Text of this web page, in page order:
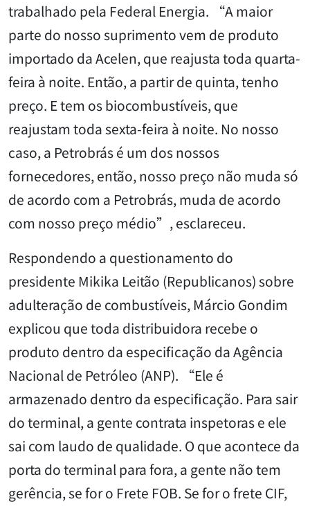
trabalhado pela Federal Energia. “A maior
parte do nosso suprimento vem de produto
importado da Acelen, que reajusta toda quarta-
feira à noite. Então, a partir de quinta, tenho
preço. E tem os biocombustíveis, que
reajustam toda sexta-feira à noite. No nosso
caso, a Petrobrás é um dos nossos
fornecedores, então, nosso preço não muda só
de acordo com a Petrobrás, muda de acordo
com nosso preço médio”, esclareceu.
Respondendo a questionamento do
presidente Mikika Leitão (Republicanos) sobre
adulteração de combustíveis, Márcio Gondim
explicou que toda distribuidora recebe o
produto dentro da especificação da Agência
Nacional de Petróleo (ANP). “Ele é
armazenado dentro da especificação. Para sair
do terminal, a gente contrata inspetoras e ele
sai com laudo de qualidade. O que acontece da
porta do terminal para fora, a gente não tem
gerência, se for o Frete FOB. Se for o frete CIF,